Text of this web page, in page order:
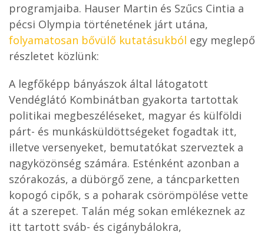
programjaiba. Hauser Martin és Szűcs Cintia a
pécsi Olympia történetének járt utána,
folyamatosan bővülő kutatásukból egy meglepő
részletet közlünk:
A legfőképp bányászok által látogatott
Vendéglátó Kombinátban gyakorta tartottak
politikai megbeszéléseket, magyar és külföldi
párt- és munkásküldöttségeket fogadtak itt,
illetve versenyeket, bemutatókat szerveztek a
nagyközönség számára. Esténként azonban a
szórakozás, a dübörgő zene, a táncparketten
kopogó cipők, s a poharak csörömpölése vette
át a szerepet. Talán még sokan emlékeznek az
itt tartott sváb- és cigánybálokra,